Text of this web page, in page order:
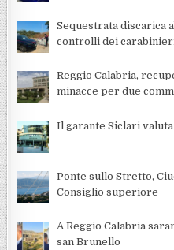
Sequestrata discarica
controlli dei
Reggio Calabria,
minacce per due
Il garante Siclari
Ponte sullo Stretto,
Consiglio superiore
A Reggio Calabria
san Brunello